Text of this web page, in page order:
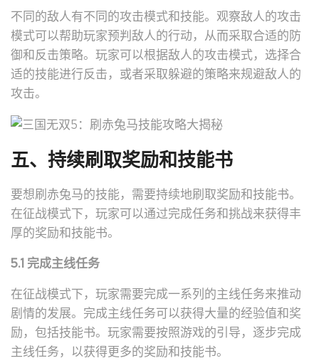
不同的敌人有不同的攻击模式和技能。观察敌人的攻击
模式可以帮助玩家预判敌人的行动，从而采取合适的防
御和反击策略。玩家可以根据敌人的攻击模式，选择合
适的技能进行反击，或者采取躲避的策略来规避敌人的
攻击。
五、持续刷取奖励和技能书
要想刷赤兔马的技能，需要持续地刷取奖励和技能书。
在征战模式下，玩家可以通过完成任务和挑战来获得丰
厚的奖励和技能书。
5.1 完成主线任务
在征战模式下，玩家需要完成一系列的主线任务来推动
剧情的发展。完成主线任务可以获得大量的经验值和奖
励，包括技能书。玩家需要按照游戏的引导，逐步完成
主线任务，以获得更多的奖励和技能书。